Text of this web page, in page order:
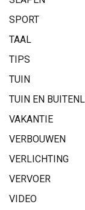
SPORT
TAAL
TIPS
TUIN
TUIN EN
VAKANTIE
VERBOUWEN
VERLICHTING
VERVOER
VIDEO